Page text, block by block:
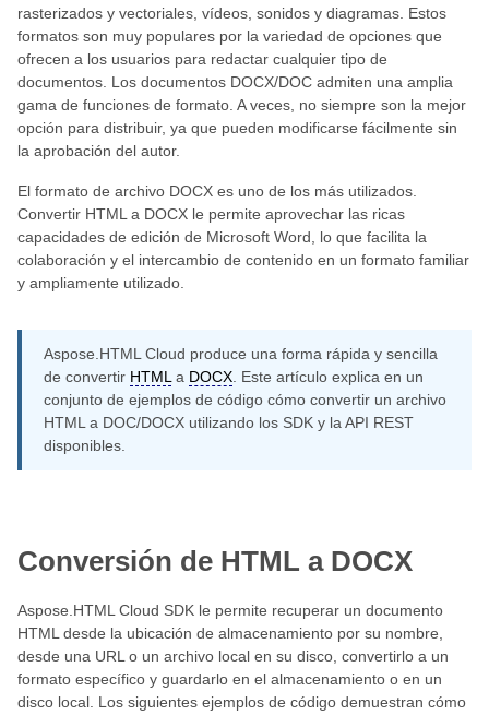
rasterizados y vectoriales, vídeos, sonidos y diagramas. Estos
formatos son muy populares por la variedad de opciones que
ofrecen a los usuarios para redactar cualquier tipo de
documentos. Los documentos DOCX/DOC admiten una amplia
gama de funciones de formato. A veces, no siempre son la mejor
opción para distribuir, ya que pueden modificarse fácilmente sin
la aprobación del autor.
El formato de archivo DOCX es uno de los más utilizados.
Convertir HTML a DOCX le permite aprovechar las ricas
capacidades de edición de Microsoft Word, lo que facilita la
colaboración y el intercambio de contenido en un formato familiar
y ampliamente utilizado.
Aspose.HTML Cloud produce una forma rápida y sencilla
de convertir HTML a DOCX . Este artículo explica en un
conjunto de ejemplos de código cómo convertir un archivo
HTML a DOC/DOCX utilizando los SDK y la API REST
disponibles.
Conversión de HTML a DOCX
Aspose.HTML Cloud SDK le permite recuperar un documento
HTML desde la ubicación de almacenamiento por su nombre,
desde una URL o un archivo local en su disco, convertirlo a un
formato específico y guardarlo en el almacenamiento o en un
disco local. Los siguientes ejemplos de código demuestran cómo